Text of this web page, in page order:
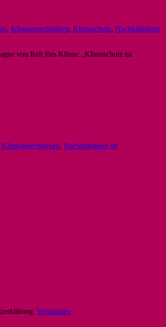
, Klimagerechtigkeit, Klimaschutz, Nachhaltigkeit
von Reli fürs Klima: „Klimaschutz ist
Klimagerechtigkeit, Nachhaltigkeit im
Verstanden